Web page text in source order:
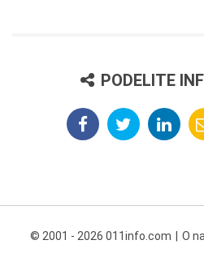
PODELITE
© 2001 - 2026 011info.com O